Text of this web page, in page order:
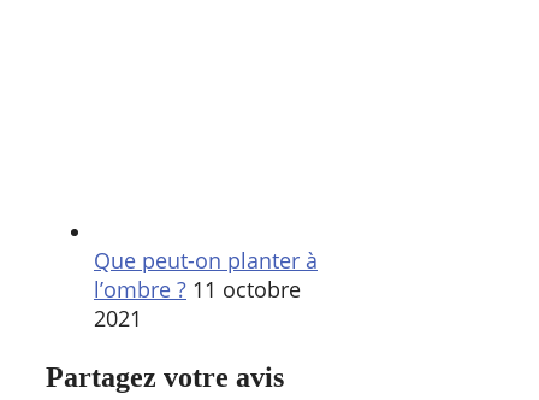
Que peut-on planter à
l’ombre ? 11 octobre
2021
Partagez votre avis